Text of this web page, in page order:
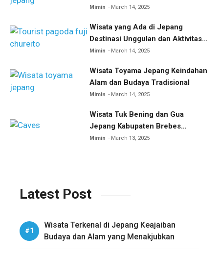
dan Kuliner
Mimin March 14, 2025
Wisata yang Ada di Jepang
Destinasi Unggulan dan Aktivitas
Menarik
Mimin March 14, 2025
Wisata Toyama Jepang Keindahan
Alam dan Budaya Tradisional
Mimin March 14, 2025
Wisata Tuk Bening dan Gua
Jepang Kabupaten Brebes
Eksplorasi Wisata Sejarah dan
Mimin March 13, 2025
Latest Post
Wisata Terkenal di Jepang Keajaiban
Budaya dan Alam yang Menakjubkan